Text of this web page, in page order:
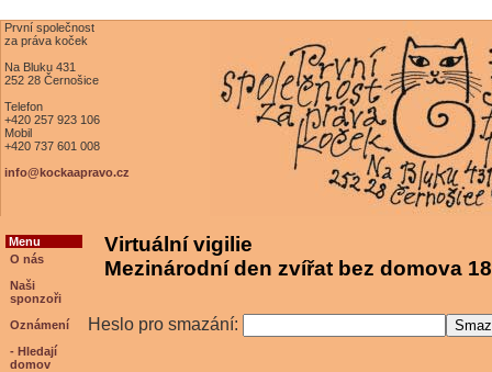
První společnost
za práva koček
Na Bluku 431
252 28 Černošice
Telefon
+420 257 923 106
Mobil
+420 737 601 008
info@kockaapravo.cz
Menu
O nás
Naši
sponzoři
Oznámení
- Hledají
domov
Virtuální vigilie
Mezinárodní den zvířat bez domova
Heslo pro smazání: